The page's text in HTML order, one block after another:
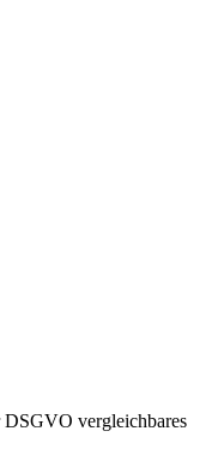
DSGVO vergleichbares